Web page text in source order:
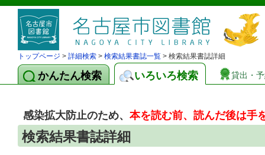
トップページ > 詳細検索 > 検索結果書誌一覧 > 検索結果書誌詳細
かんたん検索 いろいろ検索 貸出・
感染拡大防止のため、本を読む前、読んだ後は手
検索結果書誌詳細